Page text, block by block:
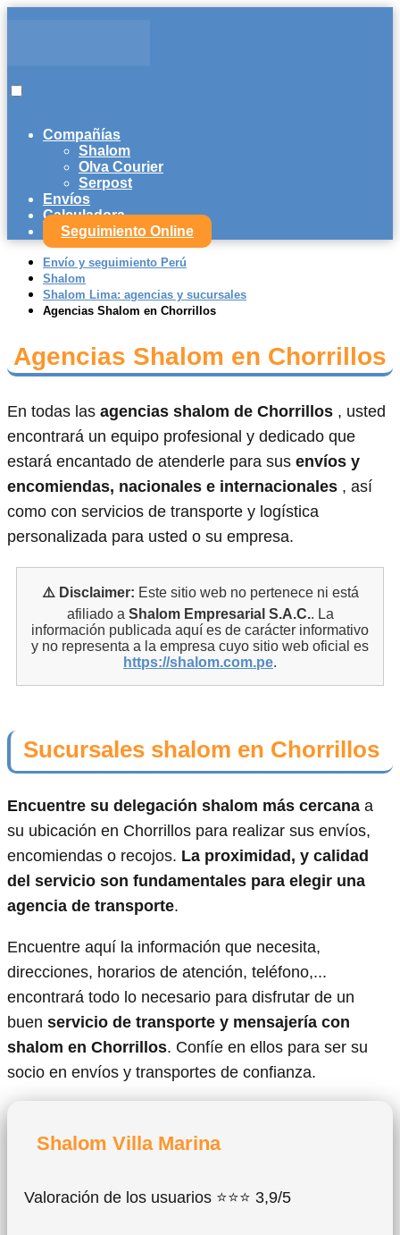
Compañías
Shalom
Olva Courier
Serpost
Envíos
Calculadora
Seguimiento Online
Envío y seguimiento Perú
Shalom
Shalom Lima: agencias y sucursales
Agencias Shalom en Chorrillos
Agencias Shalom en Chorrillos
En todas las agencias shalom de Chorrillos , usted
encontrará un equipo profesional y dedicado que
estará encantado de atenderle para sus envíos y
encomiendas, nacionales e internacionales , así
como con servicios de transporte y logística
personalizada para usted o su empresa.
⚠️ Disclaimer: Este sitio web no pertenece ni está
afiliado a Shalom Empresarial S.A.C.. La
información publicada aquí es de carácter informativo
y no representa a la empresa cuyo sitio web oficial es
https://shalom.com.pe.
Sucursales shalom en Chorrillos
Encuentre su delegación shalom más cercana a
su ubicación en Chorrillos para realizar sus envíos,
encomiendas o recojos. La proximidad, y calidad
del servicio son fundamentales para elegir una
agencia de transporte.
Encuentre aquí la información que necesita,
direcciones, horarios de atención, teléfono,...
encontrará todo lo necesario para disfrutar de un
buen servicio de transporte y mensajería con
shalom en Chorrillos. Confíe en ellos para ser su
socio en envíos y transportes de confianza.
Shalom Villa Marina
Valoración de los usuarios ⭐⭐⭐ 3,9/5